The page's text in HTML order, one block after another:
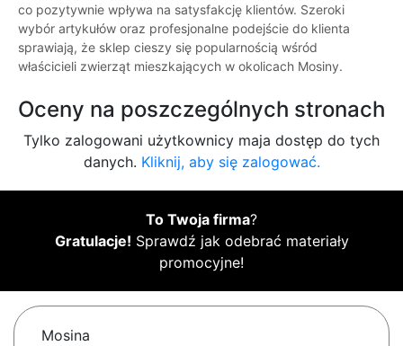
co pozytywnie wpływa na satysfakcję klientów. Szeroki
wybór artykułów oraz profesjonalne podejście do klienta
sprawiają, że sklep cieszy się popularnością wśród
właścicieli zwierząt mieszkających w okolicach Mosiny.
Oceny na poszczególnych stronach
Tylko zalogowani użytkownicy maja dostęp do tych
danych. Kliknij, aby się zalogować.
To Twoja firma?
Gratulacje! Sprawdź jak odebrać materiały
promocyjne!
Mosina